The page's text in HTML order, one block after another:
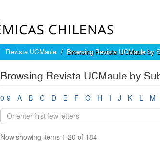
Revista UCMaule Browsing Revista UCMaule by
Browsing Revista UCMaule by
0-9 A B C D E F G H I J K L M
Now showing items 1-20 of 184